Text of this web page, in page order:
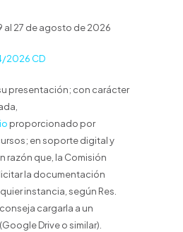
al 27 de agosto de 2026
2026 CD
presentación; con carácter
proporcionado por
en soporte digital y
razón que, la Comisión
la documentación
instancia, según Res.
cargarla a un
Drive o similar).